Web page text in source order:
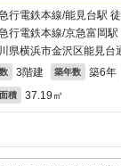
行電鉄本線/能見台駅
行電鉄本線/京急富岡
県横浜市金沢区能見台
3階建 築年数 築6年
積 37.19㎡